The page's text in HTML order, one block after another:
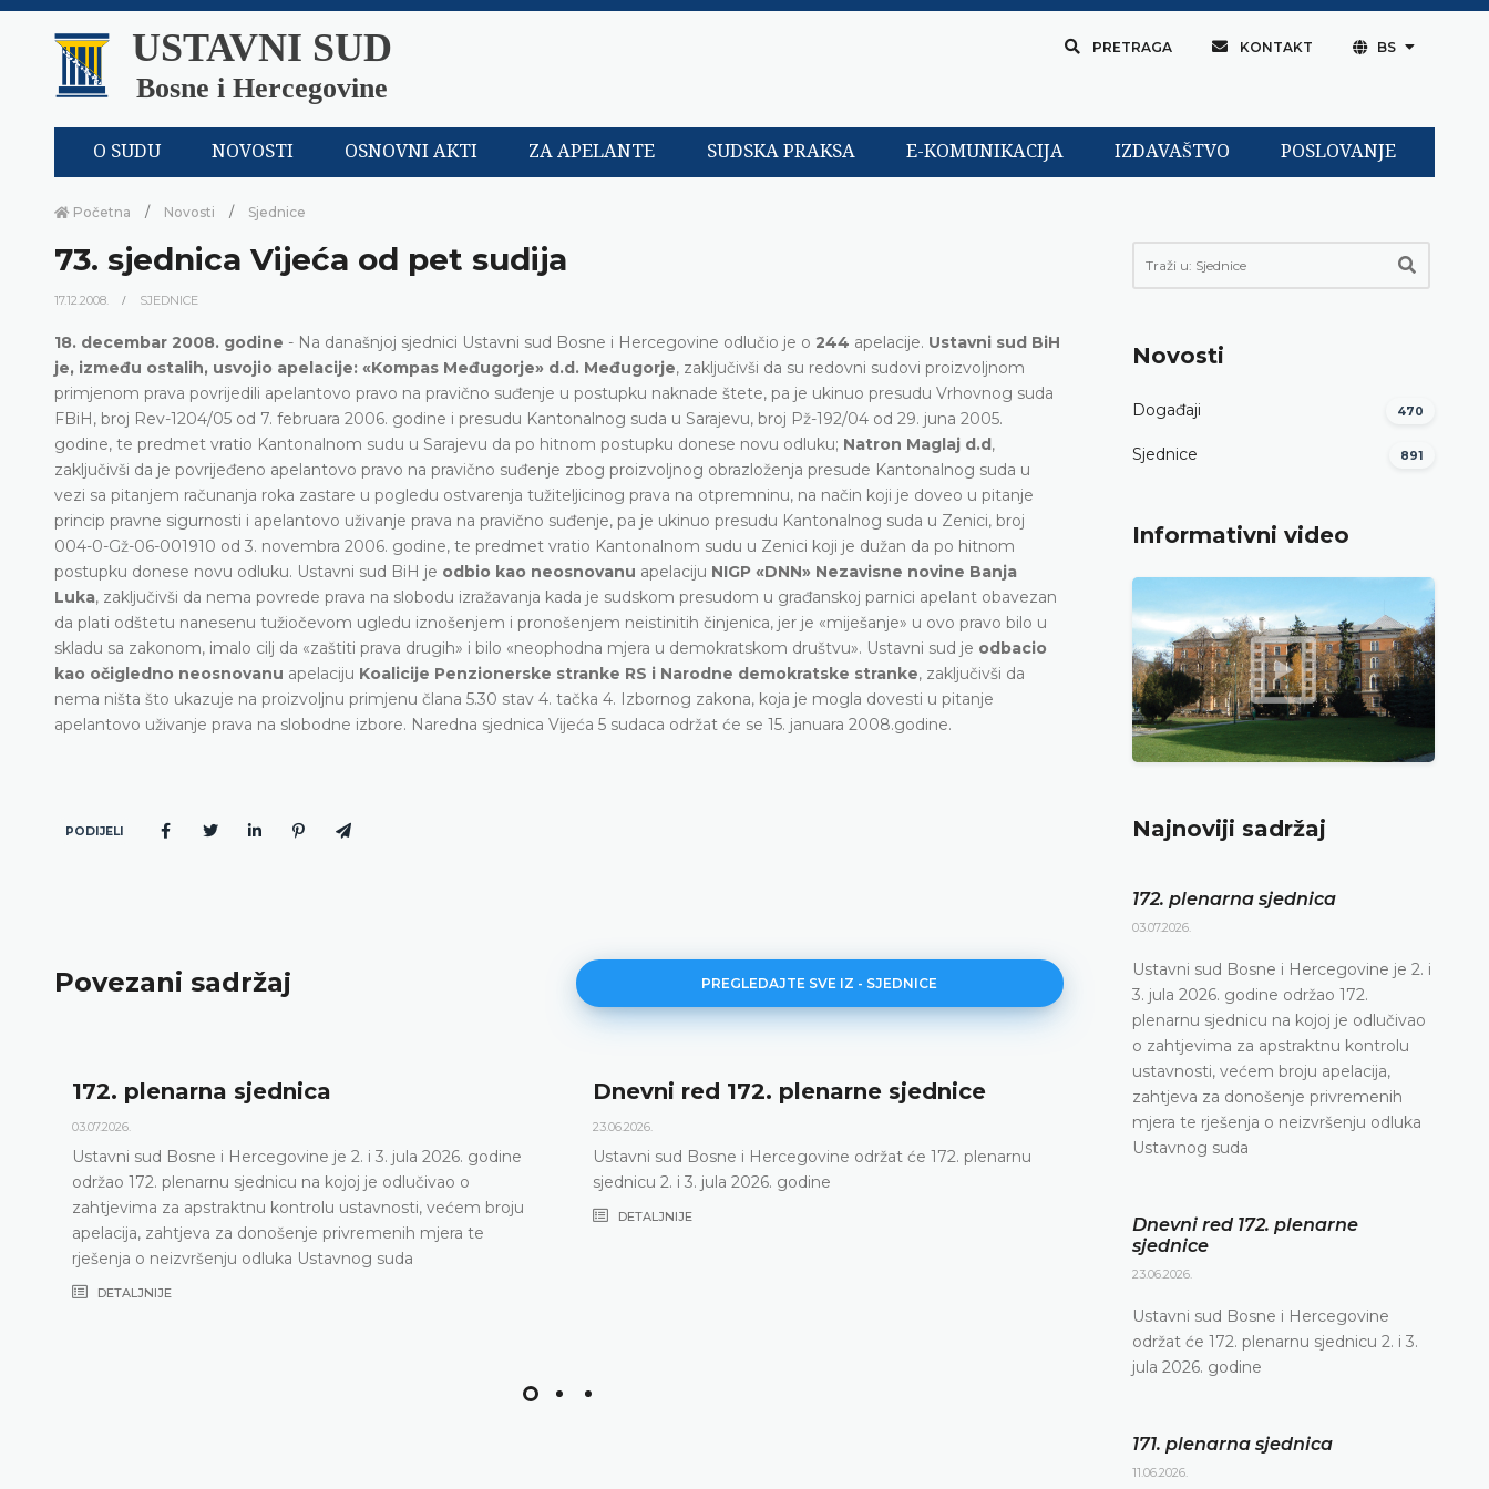
USTAVNI SUD
Bosne i Hercegovine
PRETRAGA KONTAKT BS
O SUDU NOVOSTI OSNOVNI AKTI ZA APELANTE SUDSKA PRAKSA E-KOMUNIKACIJA IZDAVAŠTVO POSLOVANJE
Početna Novosti Sjednice
73. sjednica Vijeća od pet sudija
17.12.2008. SJEDNICE
18. decembar 2008. godine - Na današnjoj sjednici Ustavni sud Bosne i Hercegovine odlučio je o 244 apelacije. Ustavni sud BiH
je, između ostalih, usvojio apelacije: «Kompas Međugorje» d.d. Međugorje, zaključivši da su redovni sudovi proizvoljnom
primjenom prava povrijedili apelantovo pravo na pravično suđenje u postupku naknade štete, pa je ukinuo presudu Vrhovnog suda
FBiH, broj Rev-1204/05 od 7. februara 2006. godine i presudu Kantonalnog suda u Sarajevu, broj Pž-192/04 od 29. juna 2005.
godine, te predmet vratio Kantonalnom sudu u Sarajevu da po hitnom postupku donese novu odluku; Natron Maglaj d.d,
zaključivši da je povrijeđeno apelantovo pravo na pravično suđenje zbog proizvoljnog obrazloženja presude Kantonalnog suda u
vezi sa pitanjem računanja roka zastare u pogledu ostvarenja tužiteljicinog prava na otpremninu, na način koji je doveo u pitanje
princip pravne sigurnosti i apelantovo uživanje prava na pravično suđenje, pa je ukinuo presudu Kantonalnog suda u Zenici, broj
004-0-Gž-06-001910 od 3. novembra 2006. godine, te predmet vratio Kantonalnom sudu u Zenici koji je dužan da po hitnom
postupku donese novu odluku. Ustavni sud BiH je odbio kao neosnovanu apelaciju NIGP «DNN» Nezavisne novine Banja
Luka, zaključivši da nema povrede prava na slobodu izražavanja kada je sudskom presudom u građanskoj parnici apelant obavezan
da plati odštetu nanesenu tužiočevom ugledu iznošenjem i pronošenjem neistinitih činjenica, jer je «miješanje» u ovo pravo bilo u
skladu sa zakonom, imalo cilj da «zaštiti prava drugih» i bilo «neophodna mjera u demokratskom društvu». Ustavni sud je odbacio
kao očigledno neosnovanu apelaciju Koalicije Penzionerske stranke RS i Narodne demokratske stranke, zaključivši da
nema ništa što ukazuje na proizvoljnu primjenu člana 5.30 stav 4. tačka 4. Izbornog zakona, koja je mogla dovesti u pitanje
apelantovo uživanje prava na slobodne izbore. Naredna sjednica Vijeća 5 sudaca održat će se 15. januara 2008.godine.
PODIJELI
Povezani sadržaj PREGLEDAJTE SVE IZ - SJEDNICE
172. plenarna sjednica
03.07.2026.
Ustavni sud Bosne i Hercegovine je 2. i 3. jula 2026. godine
održao 172. plenarnu sjednicu na kojoj je odlučivao o
zahtjevima za apstraktnu kontrolu ustavnosti, većem broju
apelacija, zahtjeva za donošenje privremenih mjera te
rješenja o neizvršenju odluka Ustavnog suda
DETALJNIJE
Dnevni red 172. plenarne sjednice
23.06.2026.
Ustavni sud Bosne i Hercegovine održat će 172. plenarnu
sjednicu 2. i 3. jula 2026. godine
DETALJNIJE
171. plenarna sjednica
11.06.2026.
Ustavni sud Bosne i Hercegovine danas je
DETALJNIJE
Novosti
Događaji 470
Sjednice 891
Informativni video
Najnoviji sadržaj
172. plenarna sjednica
03.07.2026.
Ustavni sud Bosne i Hercegovine je 2. i
3. jula 2026. godine održao 172.
plenarnu sjednicu na kojoj je odlučivao
o zahtjevima za apstraktnu kontrolu
ustavnosti, većem broju apelacija,
zahtjeva za donošenje privremenih
mjera te rješenja o neizvršenju odluka
Ustavnog suda
Dnevni red 172. plenarne
sjednice
23.06.2026.
Ustavni sud Bosne i Hercegovine
održat će 172. plenarnu sjednicu 2. i 3.
jula 2026. godine
171. plenarna sjednica
11.06.2026.